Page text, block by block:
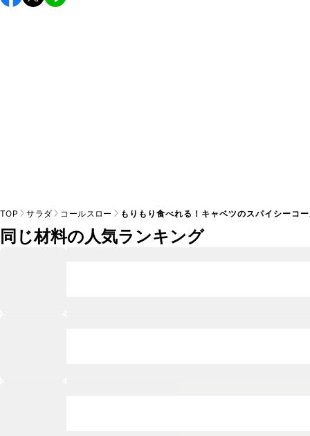
し上がりください。
TOP サラダ コールスロー もりもり食べれる！キャベツのスパイシーコ
同じ材料の人気ランキング